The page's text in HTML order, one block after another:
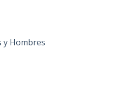
y Hombres